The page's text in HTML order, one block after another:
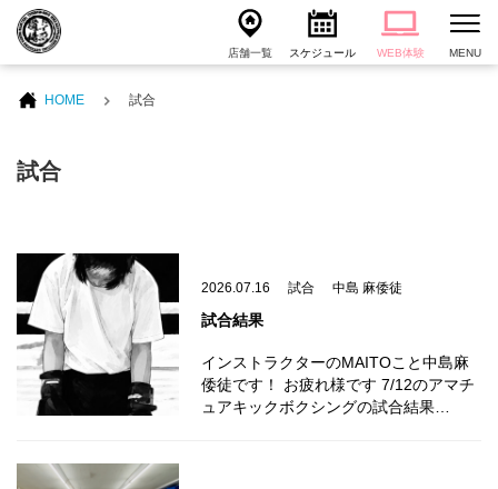
店舗一覧 スケジュール WEB体験 MENU
HOME 試合
試合
2026.07.16 試合 中島 麻倭徒
試合結果
インストラクターのMAITOこと中島麻
倭徒です！ お疲れ様です 7/12のアマチ
ュアキックボクシングの試合結果…